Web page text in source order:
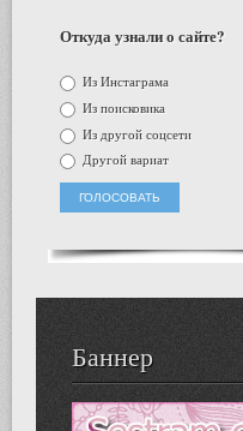
Откуда узнали о сайте?
Из Инстаграма
Из поисковика
Из другой соцсети
Другой вариат
Баннер